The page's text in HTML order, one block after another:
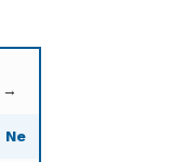
→
Ne